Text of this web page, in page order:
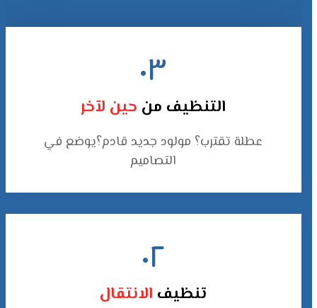
٠٣
التنظيف من حين لآخر
عطلة تقترب؟ مولود جديد قادم؟يوضع في
التصاميم
٠٢
تنظيف الانتقال